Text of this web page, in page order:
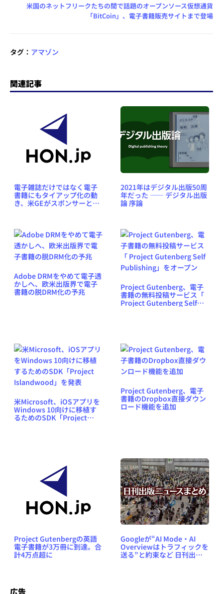
米国のネットフリークたちの間で話題のオープンソース仮想通貨
「BitCoin」、電子書籍販売サイトまで登場
タグ： アマゾン
関連記事
電子雑誌だけではなく電子
書籍にもタイアップ化の動
き、米GEがスポンサーとな
2021年はデジタル出版50周
年だった ―― デジタル出版
論 序論
Adobe DRMをやめて電子透
かしへ、欧米出版界で電子
書籍の脱DRM化の予兆
Project Gutenberg、電子
書籍の無料投稿サービス「
Project Gutenberg Self
米Microsoft、iOSアプリを
Windows 10向けに移植す
るためのSDK「Project
Project Gutenberg、電子
書籍のDropbox直接ダウン
ロード機能を追加
Project Gutenbergの英語
電子書籍が3万冊に到達。合
計4万点超に
Googleが“AI Mode・AI
Overviewはトラフィックを
送る”と約束など 日刊出版